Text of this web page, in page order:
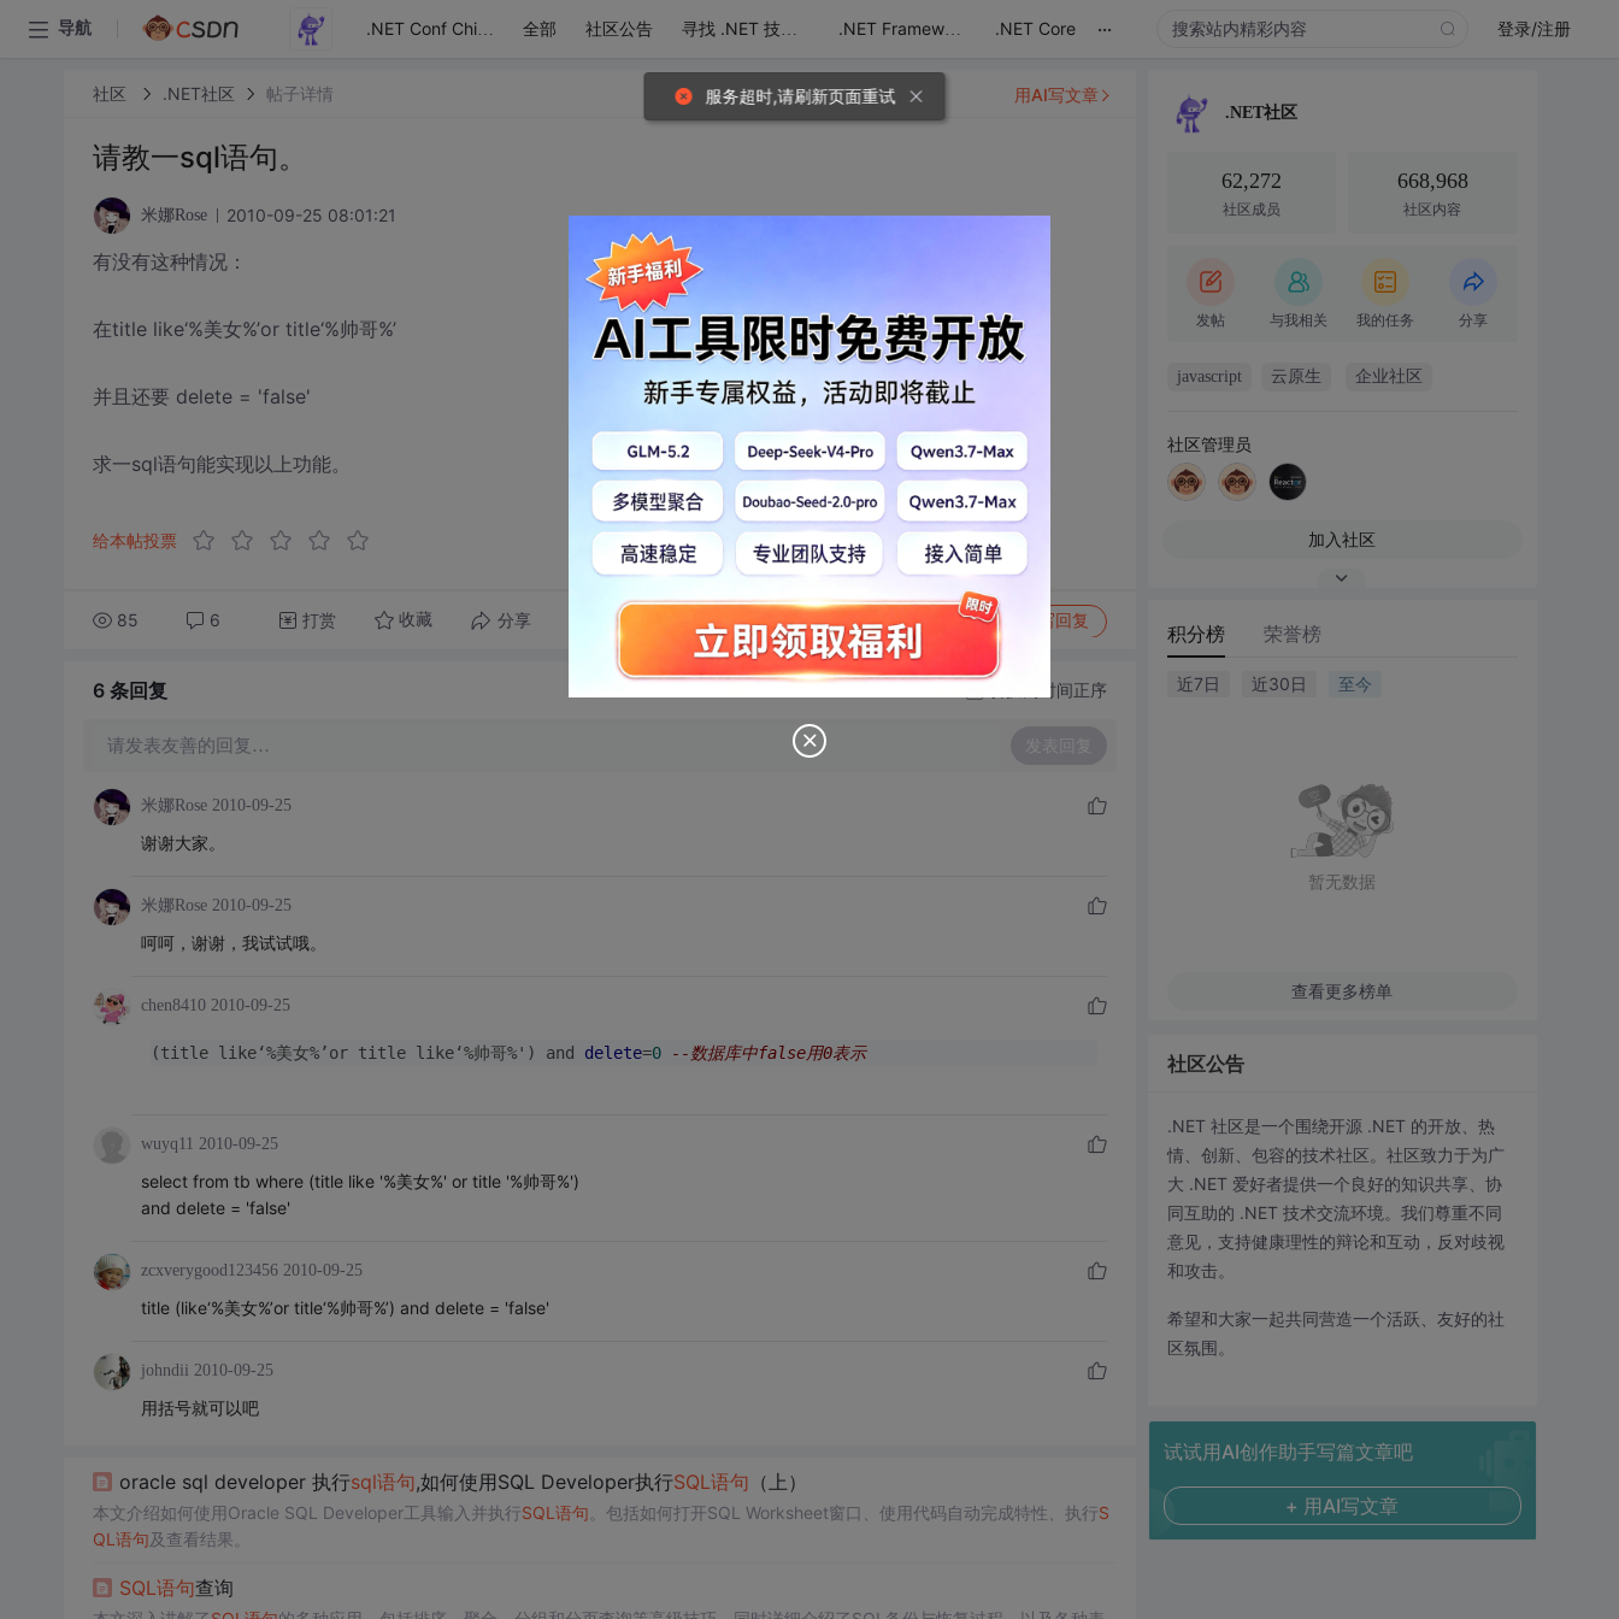
导航 .NET Conf China 全部 社区公告 寻找 .NET 技术达人 .NET Framework .NET Core ... 登录/注册
社区 .NET社区 帖子详情
请教一sql语句。
米娜Rose 2010-09-25 08:01:21
有没有这种情况：
在title like‘%美女%’or title‘%帅哥%’
并且还要 delete = 'false'
求一sql语句能实现以上功能。
给本帖投票
85 6 打赏 收藏 分享 转发到动态 举报 写回复
用AI写文章
6 条回复 切换为时间正序
请发表友善的回复… 发表回复
米娜Rose 2010-09-25
谢谢大家。
米娜Rose 2010-09-25
呵呵，谢谢，我试试哦。
chen8410 2010-09-25
(title like‘%美女%’or title like‘%帅哥%') and delete=0 --数据库中false用0表示
wuyq11 2010-09-25
select from tb where (title like '%美女%' or title '%帅哥%')
and delete = 'false'
zcxverygood123456 2010-09-25
title (like‘%美女%’or title‘%帅哥%’) and delete = 'false'
johndii 2010-09-25
用括号就可以吧
oracle sql developer 执行sql语句,如何使用SQL Developer执行SQL语句 （上）
本文介绍如何使用Oracle SQL Developer工具输入并执行SQL语句 。包括如何打开SQL Worksheet窗口、使用代码自动完成特性、执行S
QL语句及查看结果。
SQL语句查询
.NET社区
62,272
社区成员
668,968
社区内容
发帖 与我相关 我的任务 分享
javascript 云原生 企业社区
社区管理员
加入社区
积分榜 荣誉榜
近7日 近30日 至今
暂无数据
查看更多榜单
社区公告
.NET 社区是一个围绕开源 .NET 的开放、热
情、创新、包容的技术社区。社区致力于为广
大 .NET 爱好者提供一个良好的知识共享、协
同互助的 .NET 技术交流环境。我们尊重不同
意见，支持健康理性的辩论和互动，反对歧视
和攻击。
希望和大家一起共同营造一个活跃、友好的社
区氛围。
试试用AI创作助手写篇文章吧
+ 用AI写文章
服务超时,请刷新页面重试